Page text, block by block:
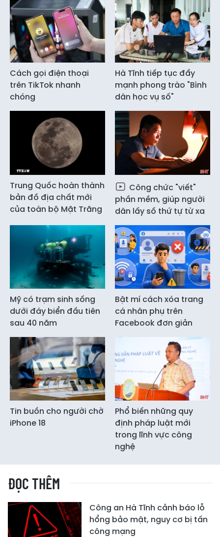
Cách gọi điện thoại
trên TikTok nhanh
chóng
Hà Tĩnh tiếp tục đẩy
mạnh phong trào "Bình
dân học vụ số"
Trung Quốc hoàn thành
bản đồ địa chất mới
của toàn bộ Mặt Trăng
Công chức "viết"
phần mềm, giúp người
dân lấy số thứ tự từ xa
Mỹ có trạm sinh sống
dưới đáy biển đầu tiên
sau 40 năm
Bật mí cách xóa trang
cá nhân phụ trên
Facebook đơn giản
Tin buồn cho người chờ
iPhone 18
Phổ biến những quy
định pháp luật mới
trong lĩnh vực công
nghệ
ĐỌC THÊM
Công an Hà Tĩnh cảnh báo lỗ
hổng bảo mật, nguy cơ bị tấn
công mạng